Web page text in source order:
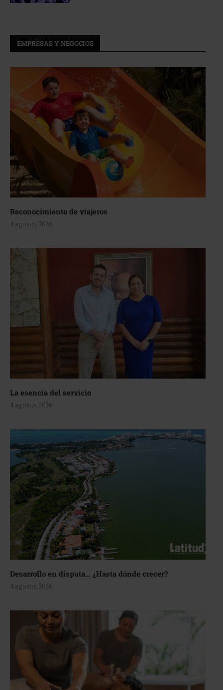
EMPRESAS Y NEGOCIOS
Reconocimiento de viajeros
4 agosto, 2026
La esencia del servicio
4 agosto, 2026
Desarrollo en disputa… ¿Hasta dónde crecer?
4 agosto, 2026